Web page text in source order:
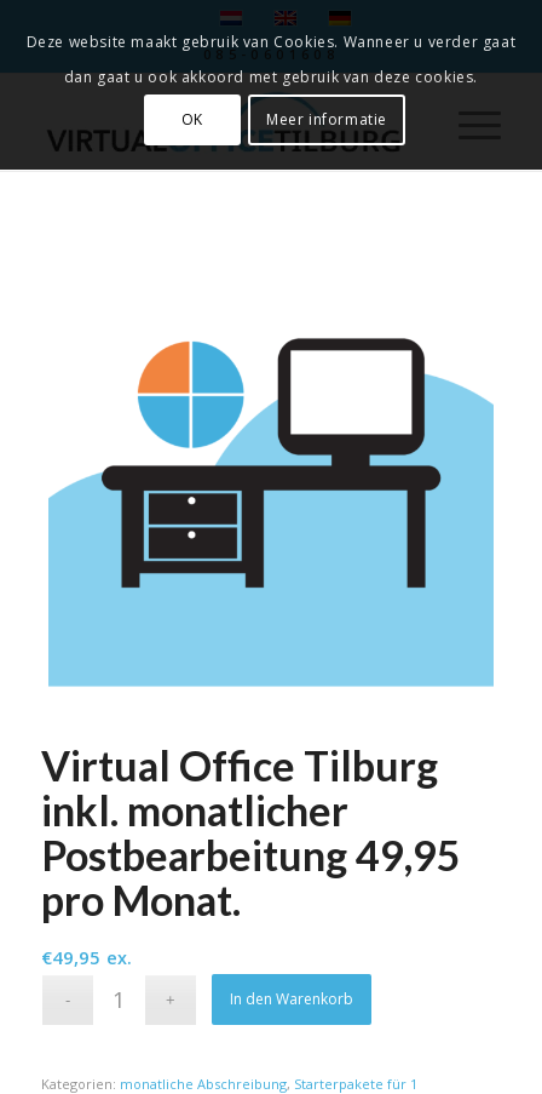
085-0601608
Virtual Office Tilburg
inkl. monatlicher
Postbearbeitung 49,95
pro Monat.
€49,95 ex.
In den Warenkorb
Kategorien: monatliche Abschreibung, Starterpakete für 1
Deze website maakt gebruik van Cookies. Wanneer u verder gaat
dan gaat u ook akkoord met gebruik van deze cookies.
OK Meer informatie